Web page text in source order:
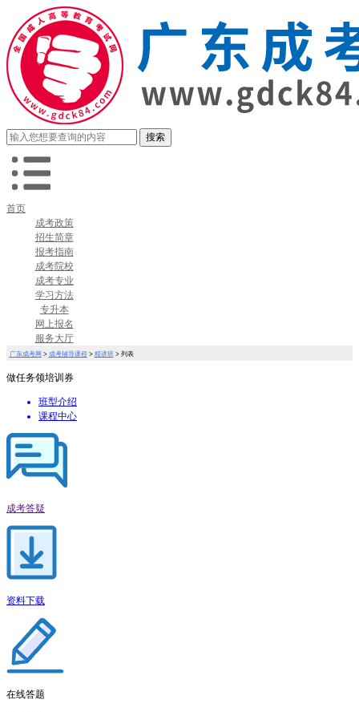
首页
成考政策
招生简章
报考指南
成考院校
成考专业
学习方法
专升本
网上报名
服务大厅
广东成考网 > 成考辅导课程> 精讲班> 列表
做任务领培训券
班型介绍
课程中心
成考答疑
资料下载
在线答题